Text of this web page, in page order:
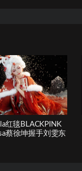
红毯BLACKPINK
蔡徐坤握手刘雯东